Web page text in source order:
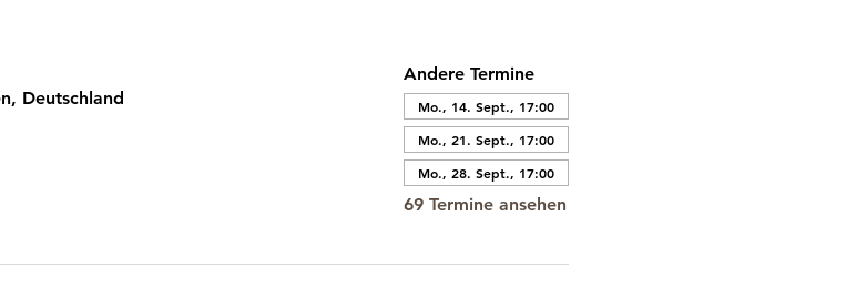
Deutschland
Andere Termine
Mo., 14. Sept., 17:00
Mo., 21. Sept., 17:00
Mo., 28. Sept., 17:00
69 Termine ansehen